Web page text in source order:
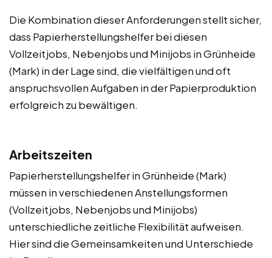
Die Kombination dieser Anforderungen stellt sicher,
dass Papierherstellungshelfer bei diesen
Vollzeitjobs, Nebenjobs und Minijobs in Grünheide
(Mark) in der Lage sind, die vielfältigen und oft
anspruchsvollen Aufgaben in der Papierproduktion
erfolgreich zu bewältigen.
Arbeitszeiten
Papierherstellungshelfer in Grünheide (Mark)
müssen in verschiedenen Anstellungsformen
(Vollzeitjobs, Nebenjobs und Minijobs)
unterschiedliche zeitliche Flexibilität aufweisen.
Hier sind die Gemeinsamkeiten und Unterschiede